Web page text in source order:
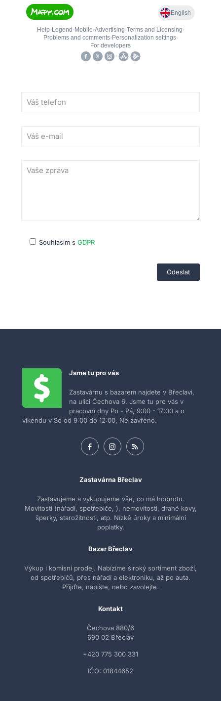
Souhlasím s GDPR
Jsme tu pro vás
Zastavárnu s bazarem najdete v Břeclavi,
na ulici Čechova 6. Jsme tu pro vás v
pracovní dny Po - Pá, 9:00 - 17:00 a o
víkendu v So od 9:00 do 12:00, Ne zavřeno.
Zastavárna Břeclav
Zastavujeme a vykupujeme vše, co má hodnotu.
Movitosti (nářadí, spotřebiče, ), nemovitosti, drahé kovy,
šperky, starožitnosti, atp. Nízké úroky a minimální
poplatky.
Bazar Břeclav
Výkup i komisní prodej. Nabízíme široký sortiment zboží,
od spotřebičů, přes nářadí a elektroniku, až po auta.
Přijďte, napište, nebo zavolejte.
Kontakt
Čechova 880/6
690 02 Břeclav
+420 775 300 331
IČO: 01844652